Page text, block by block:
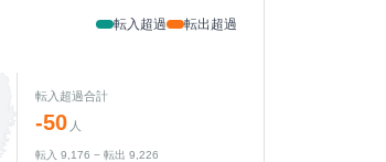
転入超過 転出超過
転入超過合計
-50 人
転入 9,176 − 転出 9,226